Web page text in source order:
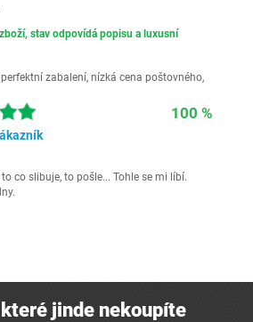
stav odpovídá popisu a luxusní
zabalení, nízká cena poštovného,
100 %
co slibuje, to pošle... Tohle se mi líbí.
jinde nekoupíte